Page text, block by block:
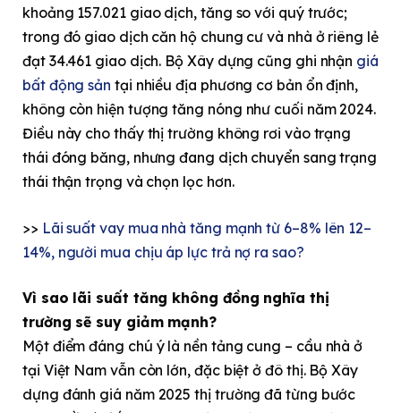
khoảng 157.021 giao dịch, tăng so với quý trước;
trong đó giao dịch căn hộ chung cư và nhà ở riêng lẻ
đạt 34.461 giao dịch. Bộ Xây dựng cũng ghi nhận giá
bất động sản tại nhiều địa phương cơ bản ổn định,
không còn hiện tượng tăng nóng như cuối năm 2024.
Điều này cho thấy thị trường không rơi vào trạng
thái đóng băng, nhưng đang dịch chuyển sang trạng
thái thận trọng và chọn lọc hơn.
>> Lãi suất vay mua nhà tăng mạnh từ 6–8% lên 12–
14%, người mua chịu áp lực trả nợ ra sao?
Vì sao lãi suất tăng không đồng nghĩa thị
trường sẽ suy giảm mạnh?
Một điểm đáng chú ý là nền tảng cung – cầu nhà ở
tại Việt Nam vẫn còn lớn, đặc biệt ở đô thị. Bộ Xây
dựng đánh giá năm 2025 thị trường đã từng bước